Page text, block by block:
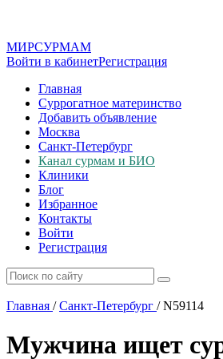
МИРСУРМАМ
Войти в кабинетРегистрация
Главная
Суррогатное материнство
Добавить объявление
Москва
Санкт-Петербург
Канал сурмам и БИО
Клиники
Блог
Избранное
Контакты
Войти
Регистрация
Главная / Санкт-Петербург /N59114
Мужчина ищет